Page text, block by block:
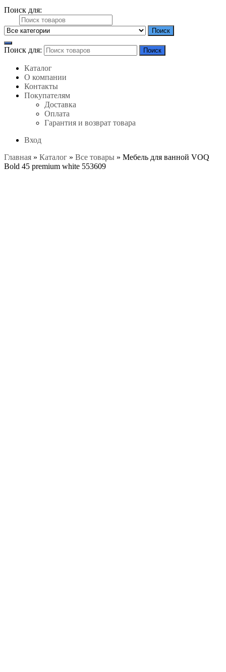
Поиск для:
Поиск
Поиск для: Поиск
Каталог
О компании
Контакты
Покупателям
Доставка
Оплата
Гарантия и возврат товара
Вход
Главная » Каталог » Все товары » Мебель для ванной VOQ
Bold 45 premium white 553609